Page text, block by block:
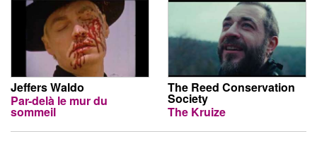
Jeffers Waldo
Par-delà le mur du
sommeil
The Reed Conservation
Society
The Kruize